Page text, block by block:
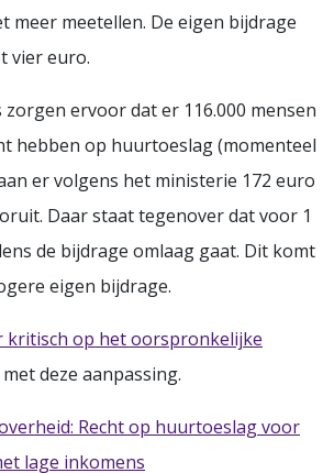
meer meetellen. De eigen bijdrage
vier euro.
zorgen ervoor dat er 116.000 mensen
hebben op huurtoeslag (momenteel
er volgens het ministerie 172 euro
Daar staat tegenover dat voor 1
de bijdrage omlaag gaat. Dit komt
eigen bijdrage.
kritisch op het oorspronkelijke
deze aanpassing.
Recht op huurtoeslag voor
lage inkomens